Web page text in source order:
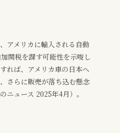
アメリカに輸入される自動
関税を課す可能性を示唆し
れば、アメリカ車の日本へ
さらに販売が落ち込む懸念
ニュース 2025年4月）。